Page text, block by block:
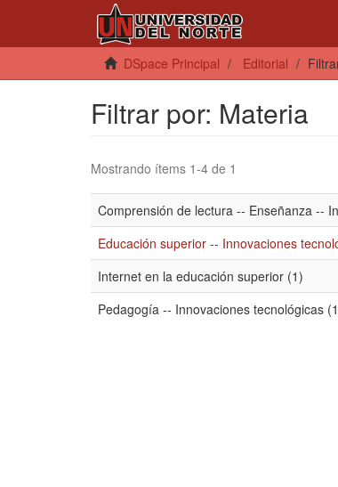
DSpace Principal Editorial
Filtrar por: Materia
Mostrando ítems 1-4 de 1
Comprensión de lectura -- Enseñanza --
Educación superior -- Innovaciones
Internet en la educación superior (1)
Pedagogía -- Innovaciones tecnológicas